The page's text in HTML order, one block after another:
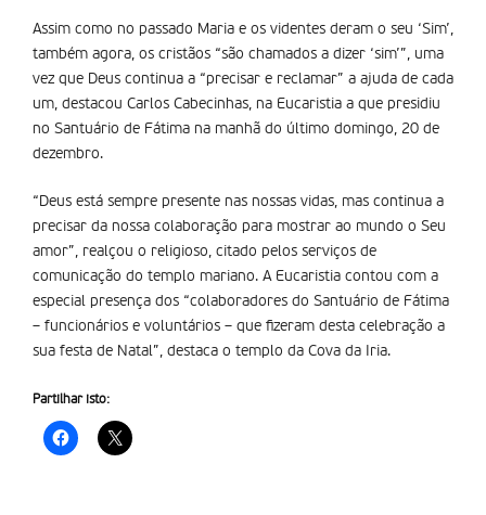
Assim como no passado Maria e os videntes deram o seu ‘Sim’,
também agora, os cristãos “são chamados a dizer ‘sim’”, uma
vez que Deus continua a “precisar e reclamar” a ajuda de cada
um, destacou Carlos Cabecinhas, na Eucaristia a que presidiu
no Santuário de Fátima na manhã do último domingo, 20 de
dezembro.
“Deus está sempre presente nas nossas vidas, mas continua a
precisar da nossa colaboração para mostrar ao mundo o Seu
amor”, realçou o religioso, citado pelos serviços de
comunicação do templo mariano. A Eucaristia contou com a
especial presença dos “colaboradores do Santuário de Fátima
– funcionários e voluntários – que fizeram desta celebração a
sua festa de Natal”, destaca o templo da Cova da Iria.
Partilhar isto: